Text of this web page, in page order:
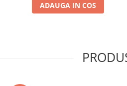
ADAUGA IN COS